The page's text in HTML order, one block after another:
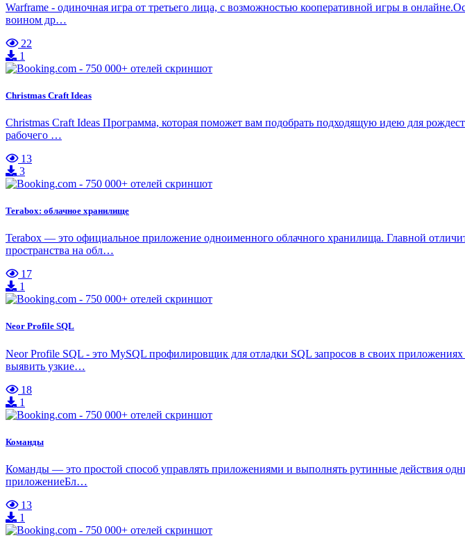
Warframe - одиночная игра от третьего лица, с возможностью кооперативной игры в
воином др…
22
1
Christmas Craft Ideas
Christmas Craft Ideas Программа, которая поможет вам подобрать подходящую идею для
рабочего …
13
3
Terabox: облачное хранилище
Terabox — это официальное приложение одноименного облачного хранилища. Главной
пространства на обл…
17
1
Neor Profile SQL
Neor Profile SQL - это MySQL профилировщик для отладки SQL запросов в своих
выявить узкие…
18
1
Команды
Команды — это простой способ управлять приложениями и выполнять рутинные действия
приложениеБл…
13
1